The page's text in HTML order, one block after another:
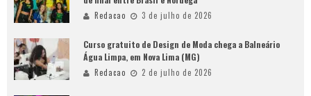
Redacao 3 de julho de 2026
Curso gratuito de Design de Moda chega a Balneário
Água Limpa, em Nova Lima (MG)
Redacao 2 de julho de 2026